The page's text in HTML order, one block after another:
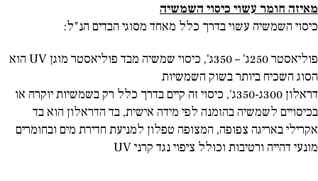
מאיזה חומר עשוי כיסוי השמשיה
כיסוי השמשיה עשוי בדרך כלל מאחד מסוגי הבדים הנ"ל:
פוליאסטר 250ג' – 350ג', כיסוי שמשיה מבד פוליאסטר מוגן
UV הוא
הסוג השכיח ביותר בשוק השמשיות
דראלון 300ג-350ג', כיסוי זה קיים בדרך כלל רק בשמשיות יוקרה או
בכיסויים לשמשיה בהזמנה לפי מידה אישית, בד הדראלון הוא בד
אקרילי באריגה צפופה, המצופה טפלון למניעת חדירת מים ובחומרים
מונעי דהייה ורטיבות וכולל ציפוי נגד קרניUV